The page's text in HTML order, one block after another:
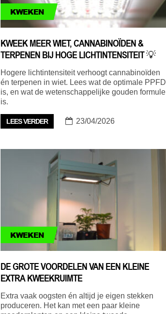
KWEKEN
KWEEK MEER WIET, CANNABINOÏDEN &
TERPENEN BIJ HOGE LICHTINTENSITEIT 💡
Hogere lichtintensiteit verhoogt cannabinoïden
én terpenen in wiet. Lees wat de optimale PPFD
is, en wat de wetenschappelijke gouden formule
is.
LEES VERDER 23/04/2026
KWEKEN
DE GROTE VOORDELEN VAN EEN KLEINE
EXTRA KWEEKRUIMTE
Extra vaak oogsten én altijd je eigen stekken
produceren. Het kan met een paar kleine